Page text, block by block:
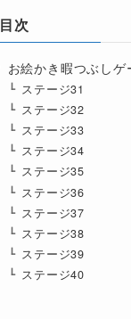
目次
お絵かき暇つぶし
ステージ31
ステージ32
ステージ33
ステージ34
ステージ35
ステージ36
ステージ37
ステージ38
ステージ39
ステージ40